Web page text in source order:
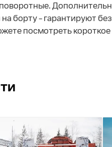
борту – гарантируют
посмотреть